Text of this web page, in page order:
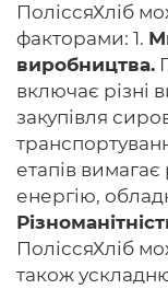
ПоліссяХліб
факторами: 1.
виробництва.
включає різні
закупівля
етапів
енергію,
ПоліссяХліб
також